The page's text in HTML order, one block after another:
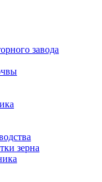
завода
зерна